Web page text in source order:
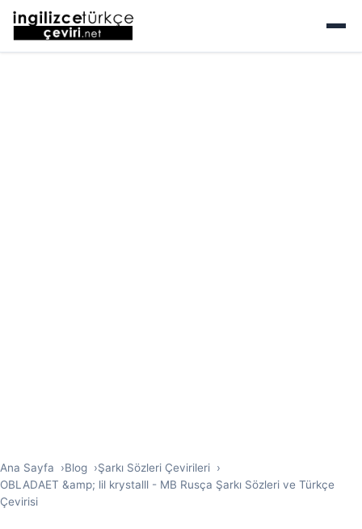
Ana Sayfa Blog
Şarkı Sözleri Çevirileri
OBLADAET &amp; lil krystalll - MB Rusça Şarkı Sözleri ve Türkçe
Çevirisi